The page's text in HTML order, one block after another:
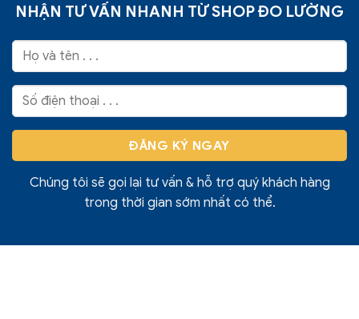
NHẬN TƯ VẤN NHANH TỪ SHOP ĐO LƯỜNG
Chúng tôi sẽ gọi lại tư vấn & hỗ trợ quý khách hàng
trong thời gian sớm nhất có thể.